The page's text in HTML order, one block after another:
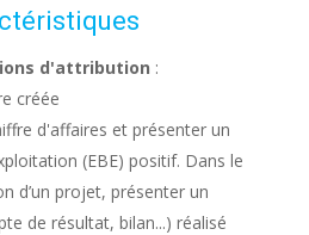
d'attribution :
créée
d'affaires et présenter un
(EBE) positif. Dans le
d’un projet, présenter un
de résultat, bilan...) réalisé